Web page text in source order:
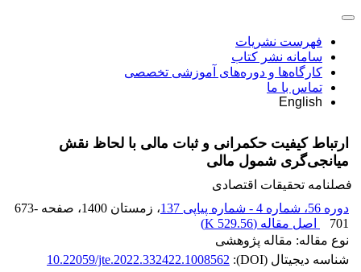
فهرست نشریات
سامانه نشر کتاب
کارگاه‌ها و دوره‌های آموزشی تخصصی
تماس با ما
English
ارتباط کیفیت حکمرانی و ثبات مالی با لحاظ نقش
میانجی‌گری شمول مالی
فصلنامه تحقیقات اقتصادی
دوره 56، شماره 4 - شماره پیاپی 137
، زمستان 1400 ، صفحه 673-
701
اصل مقاله (529.56 K
)
نوع مقاله: مقاله پژوهشی
شناسه دیجیتال (DOI):
10.22059/jte.2022.332422.1008562